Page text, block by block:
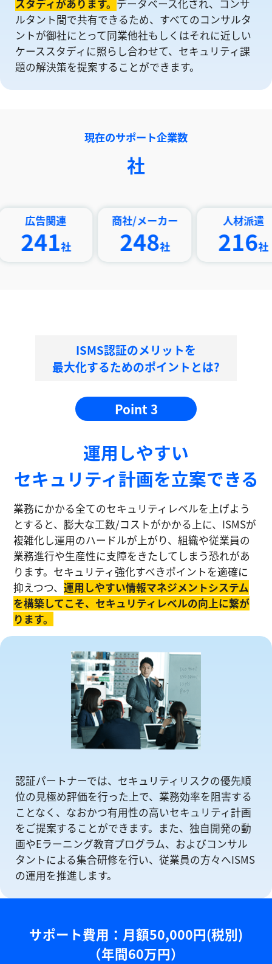
スタディがあります。 データベース化され、コンサ
ルタント間で共有できるため、すべてのコンサルタ
ントが御社にとって同業他社もしくはそれに近しい
ケーススタディに照らし合わせて、セキュリティ課
題の解決策を提案することができます。
現在のサポート企業数
社
関連
社
商社/メーカー
248社
人材派遣
216社
ISMS認証のメリットを
最大化するためのポイントとは?
Point 3
運⽤しやすい
セキュリティ計画を⽴案できる
業務にかかる全てのセキュリティレベルを上げよう
とすると、膨大な工数/コストがかかる上に、ISMSが
複雑化し運⽤のハードルが上がり、組織や従業員の
業務進⾏や生産性に⽀障をきたしてしまう恐れがあ
ります。セキュリティ強化すべきポイントを適確に
抑えつつ、運⽤しやすい情報マネジメントシステム
を構築してこそ、セキュリティレベルの向上に繋が
ります。
認証パートナーでは、セキュリティリスクの優先順
位の⾒極め評価を⾏った上で、業務効率を阻害する
ことなく、なおかつ有⽤性の⾼いセキュリティ計画
をご提案することができます。また、独自開発の動
画やEラーニング教育プログラム、およびコンサル
タントによる集合研修を⾏い、従業員の方々へISMS
の運⽤を推進します。
サポート費用：⽉額50,000円(税別)
（年間60万円）